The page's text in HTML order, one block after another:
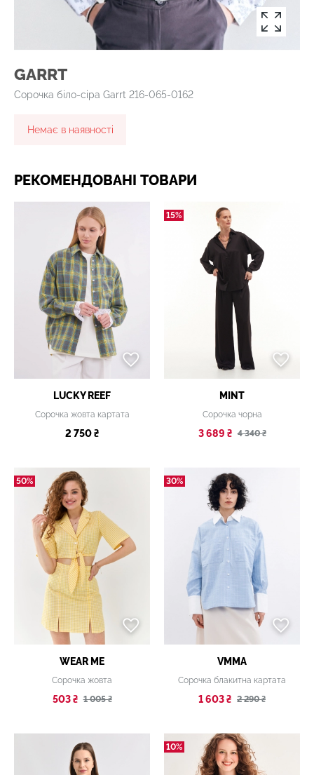
GARRT
Сорочка біло-сіра Garrt 216-065-0162
Немає в наявності
РЕКОМЕНДОВАНІ ТОВАРИ
LUCKY REEF
Сорочка жовта картата
2 750 ₴
15%
MINT
Сорочка чорна
3 689 ₴ 4 340 ₴
50%
WEAR ME
Сорочка жовта
503 ₴ 1 005 ₴
30%
VMMA
Сорочка блакитна картата
1 603 ₴ 2 290 ₴
10%